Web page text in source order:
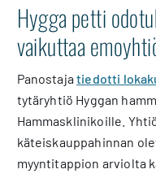
Hygga petti
vaikuttaa
Panostajatiedotti
tytäryhtiö Hyggan
Hammasklinikoille.
käteiskauppahinnan
myyntitappion arviolta